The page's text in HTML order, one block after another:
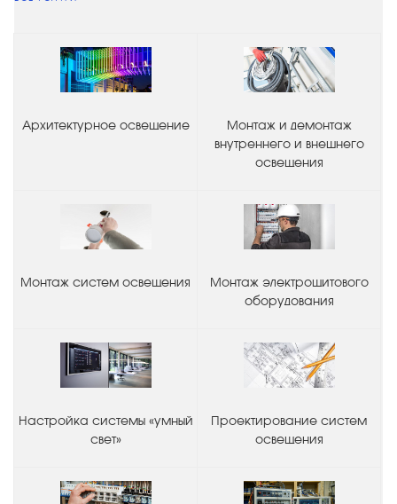
Архитектурное освещение
Монтаж и демонтаж
внутреннего и внешнего
освещения
Монтаж систем освещения
Монтаж электрощитового
оборудования
Настройка системы «умный
свет»
Проектирование систем
освещения